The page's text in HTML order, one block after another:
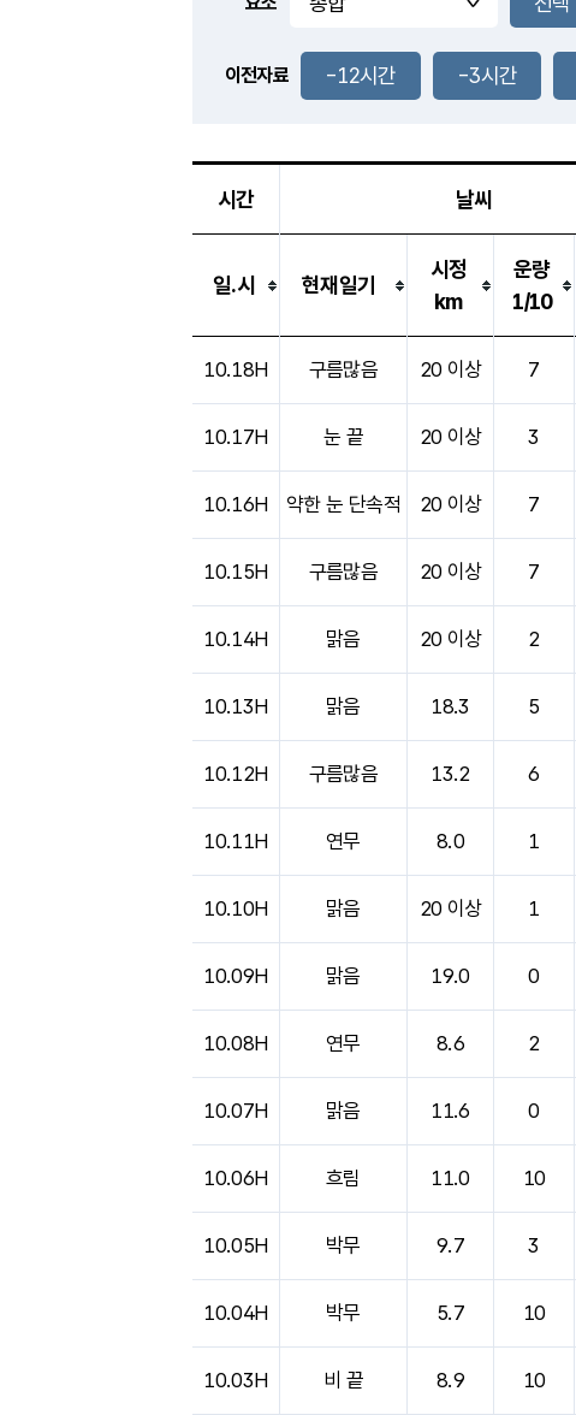
풍도
1.3m/s
-
이전자료 -12시간 -3시간
시간 날씨
일.시 현재일기
시정
km
운량
1/10
10.18H 구름많음 20 이상 7
10.17H 눈 끝 20 이상 3
10.16H 약한 눈 단속적 20 이상 7
10.15H 구름많음 20 이상 7
10.14H 맑음 20 이상 2
10.13H 맑음 18.3 5
10.12H 구름많음 13.2 6
10.11H 연무 8.0 1
10.10H 맑음 20 이상 1
10.09H 맑음 19.0 0
10.08H 연무 8.6 2
10.07H 맑음 11.6 0
10.06H 흐림 11.0 10
10.05H 박무 9.7 3
10.04H 박무 5.7 10
10.03H 비 끝 8.9 10